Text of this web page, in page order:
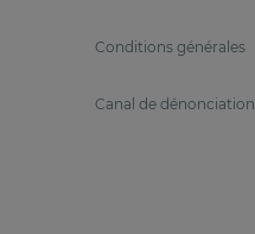
Conditions générales
Canal de dénonciation